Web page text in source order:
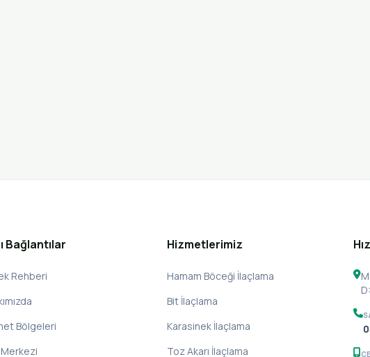
Bağlantılar
Rehberi
Bölgeleri
Merkezi
Hizmetlerimiz
Hamam Böceği İlaçlama
Bit İlaçlama
Karasinek İlaçlama
Toz Akarı İlaçlama